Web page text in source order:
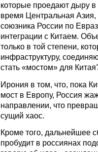
которые проедают дыру
время Центральная Азия,
союзника России по
интеграции с Китаем.
только в той степени,
инфраструктуру,
стать «мостом» для
Ирония в том, что, пока
мост в Европу, Россия
направлении, что
сущий хаос.
Кроме того, дальнейшее
пробудит в россиянах